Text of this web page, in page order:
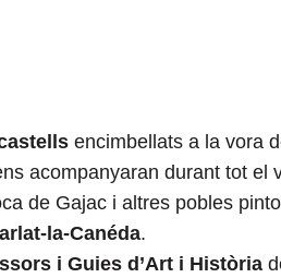
encimbellats a la vora
acompanyaran durant tot el
de Gajac i altres pobles
la-Canéda.
i Guies d’Art i Història